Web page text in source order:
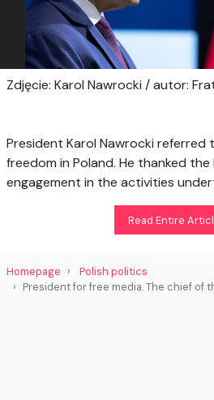
Zdjęcie: Karol Nawrocki / autor:
President Karol Nawrocki referred
freedom in Poland. He thanked the
engagement in the activities
Read Entire
Homepage
Polish politics
President for free media. The chief of